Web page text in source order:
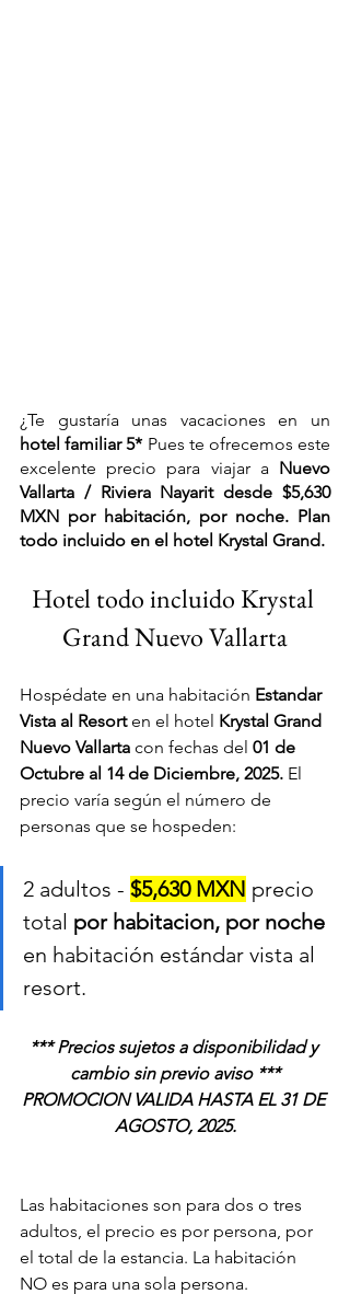
hotel familiar 5* Pues te ofrecemos este
excelente precio para viajar a Nuevo
Vallarta / Riviera Nayarit desde $5,630
MXN por habitación, por noche. Plan
todo incluido en el hotel Krystal Grand.
Hotel todo incluido Krystal
Grand Nuevo Vallarta
Hospédate en una habitación Estandar
Vista al Resort en el hotel Krystal Grand
Nuevo Vallarta con fechas del 01 de
Octubre al 14 de Diciembre, 2025. El
precio varía según el número de
personas que se hospeden:
2 adultos - $5,630 MXN precio
total por habitacion, por noche
en habitación estándar vista al
resort
*** Precios sujetos a disponibilidad y
cambio sin previo aviso ***
PROMOCION VALIDA HASTA EL 31 DE
AGOSTO, 2025.
Las habitaciones son para dos o tres
adultos, el precio es por persona, por
el total de la estancia. La habitación
NO es para una sola persona.